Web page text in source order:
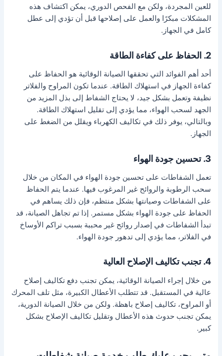
للعين المجردة، ولكن مع الفحص الدوري، يمكن اكتشاف هذه
المشكلات مبكرًا والعمل على إصلاحها قبل أن تؤدي إلى عطل
كامل في الجهاز.
2. الحفاظ على كفاءة الطاقة
أحد أهم الفوائد التي تحققها الصيانة الوقائية هو الحفاظ على
كفاءة الجهاز في استهلاك الطاقة. عندما تكون المراوح والفلاتر
نظيفة وتعمل بشكل جيد، لا يحتاج الشفاط إلى بذل المزيد من
الجهد لسحب الهواء، مما يؤدي إلى تقليل استهلاك الطاقة.
وبالتالي، يوفر ذلك في تكاليف الكهرباء ويقلل من الضغط على
الجهاز.
3. تحسين جودة الهواء
تعمل الشفاطات على تحسين جودة الهواء في المكان من خلال
سحب الرطوبة والروائح غير المرغوب فيها. عندما يتم الحفاظ
على الشفاطات وصيانتها بشكل منتظم، فإن ذلك يساهم في
الحفاظ على جودة الهواء بشكل مستمر. إذا تم تجاهل الصيانة، قد
تبدأ الشفاطات في إصدار روائح غير محببة بسبب تراكم الأوساخ
في الفلاتر، مما يؤدي إلى تدهور جودة الهواء.
4. تجنب تكاليف الإصلاح العالية
من خلال إجراء الصيانة الوقائية، يمكن تجنب دفع تكاليف إصلاح
عالية في المستقبل. قد تتطلب الأعطال الكبيرة، مثل تلف المحرك
أو المراوح، تكاليف إصلاح باهظة. ولكن من خلال الصيانة الدورية،
يمكن تجنب حدوث هذه الأعطال وتقليل تكاليف الإصلاح بشكل
كبير.